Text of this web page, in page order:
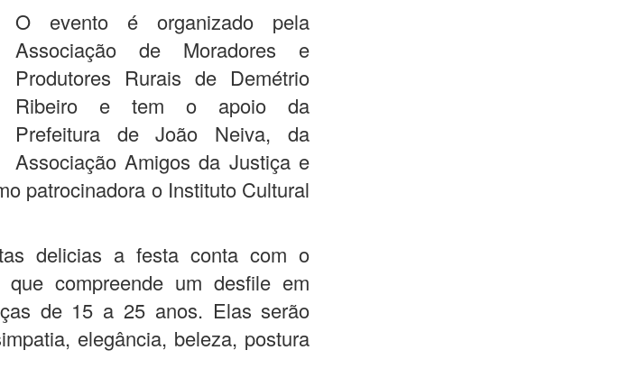
O evento é organizado pela
Associação de Moradores e
Produtores Rurais de Demétrio
Ribeiro e tem o apoio da
Prefeitura de João Neiva, da
Associação Amigos da Justiça e
patrocinadora o Instituto Cultural
delicias a festa conta com o
que compreende um desfile em
de 15 a 25 anos. Elas serão
elegância, beleza, postura